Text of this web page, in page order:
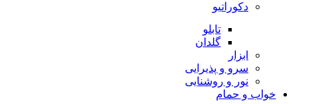
دکوراتیو
تابلو
گلدان
ابزار
سرو و پذیرایی
نور و روشنایی
خواب و حمام